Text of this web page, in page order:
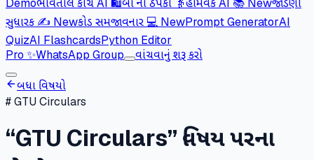
Demoભાવતાલ કોચ AI 🛍️બા નો ઠપકો 👵હોમવર્ક AI 📚 Newજોડણી
સુધારક ✍️ Newકોડ સમજાવનાર 💻 NewPrompt GeneratorAI
QuizAI FlashcardsPython Editor
Pro ✨WhatsApp Group વાંચવાનું શરૂ કરો
બધા વિષયો
#GTU Circulars
“GTU Circulars” વિષય પરના